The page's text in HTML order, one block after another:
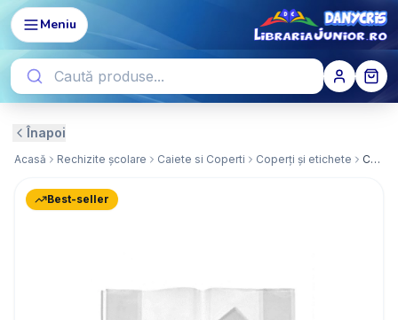
Meniu
Înapoi
Acasă Rechizite școlare Caiete si Coperti Coperți și etichete Coperta Carte
Best-seller